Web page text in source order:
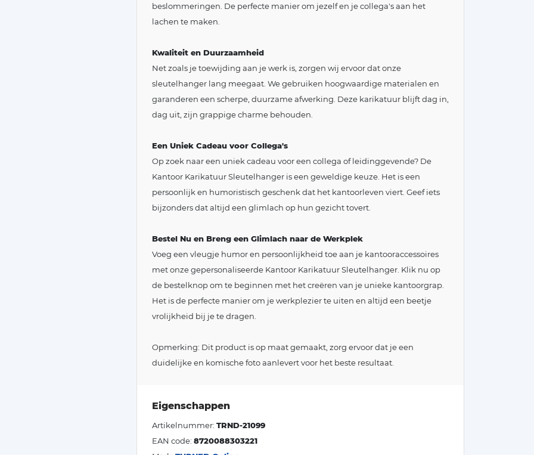
beslommeringen. De perfecte manier om jezelf en je collega's aan het
lachen te maken.
Kwaliteit en Duurzaamheid
Net zoals je toewijding aan je werk is, zorgen wij ervoor dat onze
sleutelhanger lang meegaat. We gebruiken hoogwaardige materialen en
garanderen een scherpe, duurzame afwerking. Deze karikatuur blijft dag in,
dag uit, zijn grappige charme behouden.
Een Uniek Cadeau voor Collega's
Op zoek naar een uniek cadeau voor een collega of leidinggevende? De
Kantoor Karikatuur Sleutelhanger is een geweldige keuze. Het is een
persoonlijk en humoristisch geschenk dat het kantoorleven viert. Geef iets
bijzonders dat altijd een glimlach op hun gezicht tovert.
Bestel Nu en Breng een Glimlach naar de Werkplek
Voeg een vleugje humor en persoonlijkheid toe aan je kantooraccessoires
met onze gepersonaliseerde Kantoor Karikatuur Sleutelhanger. Klik nu op
de bestelknop om te beginnen met het creëren van je unieke kantoorgrap.
Het is de perfecte manier om je werkplezier te uiten en altijd een beetje
vrolijkheid bij je te dragen.
Opmerking: Dit product is op maat gemaakt, zorg ervoor dat je een
duidelijke en komische foto aanlevert voor het beste resultaat.
Eigenschappen
Artikelnummer: TRND-21099
EAN code: 8720088303221